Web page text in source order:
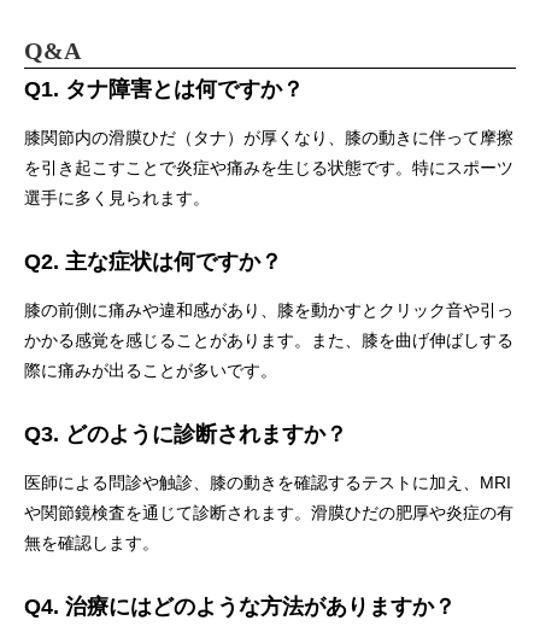
Q&A
Q1. タナ障害とは何ですか？
膝関節内の滑膜ひだ（タナ）が厚くなり、膝の動きに伴って摩擦
を引き起こすことで炎症や痛みを生じる状態です。特にスポーツ
選手に多く見られます。
Q2. 主な症状は何ですか？
膝の前側に痛みや違和感があり、膝を動かすとクリック音や引っ
かかる感覚を感じることがあります。また、膝を曲げ伸ばしする
際に痛みが出ることが多いです。
Q3. どのように診断されますか？
医師による問診や触診、膝の動きを確認するテストに加え、MRI
や関節鏡検査を通じて診断されます。滑膜ひだの肥厚や炎症の有
無を確認します。
Q4. 治療にはどのような方法がありますか？